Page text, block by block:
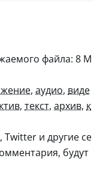
файла: 8 М
, аудио, виде
, текст, архив, к
Twitter и другие се
будут